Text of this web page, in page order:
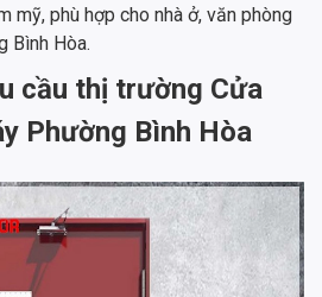
mỹ, phù hợp cho nhà ở, văn phòng
Bình Hòa.
cầu thị trường Cửa
Phường Bình Hòa